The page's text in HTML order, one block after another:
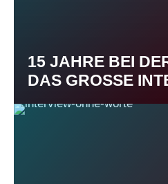
15 JAHRE BEI
DAS GROSSE